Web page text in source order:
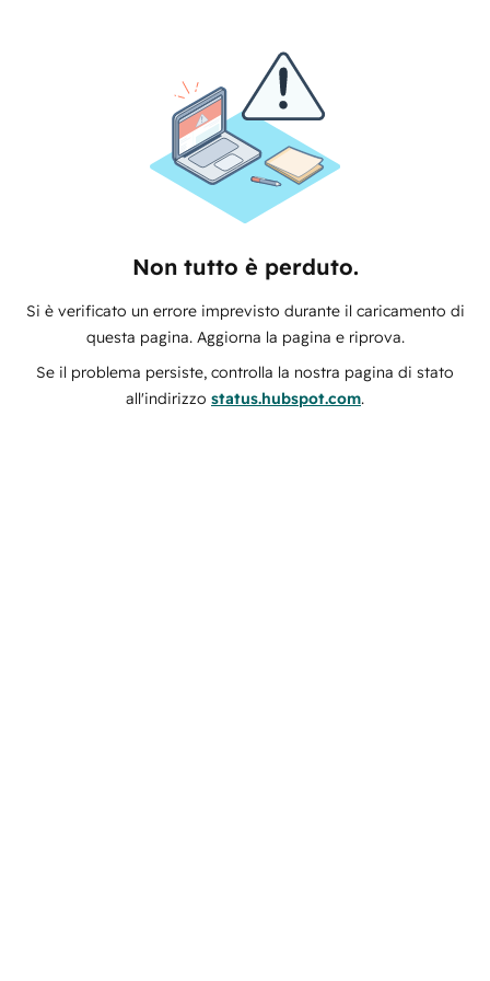
Non tutto è perduto.
Si è verificato un errore imprevisto durante il caricamento di
questa pagina. Aggiorna la pagina e riprova.
Se il problema persiste, controlla la nostra pagina di stato
all'indirizzo status.hubspot.com.